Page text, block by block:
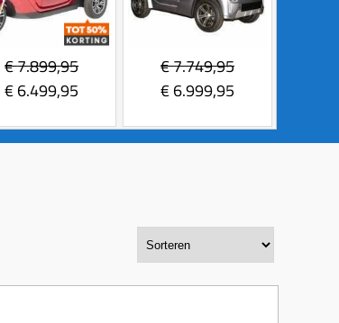
€7.899,95
€6.499,95
€7.749,95
€6.999,95